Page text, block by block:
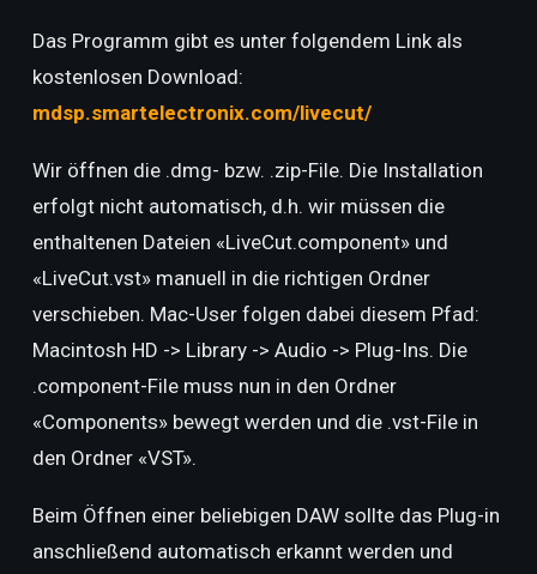
Das Programm gibt es unter folgendem Link als
kostenlosen Download:
mdsp.smartelectronix.com/livecut/
Wir öffnen die .dmg- bzw. .zip-File. Die Installation
erfolgt nicht automatisch, d.h. wir müssen die
enthaltenen Dateien «LiveCut.component» und
«LiveCut.vst» manuell in die richtigen Ordner
verschieben. Mac-User folgen dabei diesem Pfad:
Macintosh HD -> Library -> Audio -> Plug-Ins. Die
.component-File muss nun in den Ordner
«Components» bewegt werden und die .vst-File in
den Ordner «VST».
Beim Öffnen einer beliebigen DAW sollte das Plug-in
anschließend automatisch erkannt werden und